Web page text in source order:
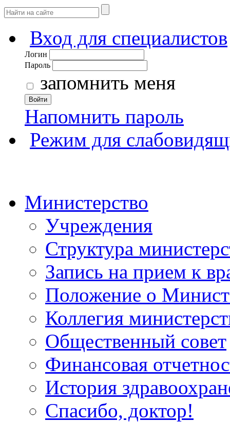
Вход для специалистов
Логин
Пароль
запомнить меня
Войти
Напомнить пароль
Режим для
Министерство
Учреждения
Структура
Запись на прием к
Положение о
Коллегия
Общественный совет
Финансовая
История
Спасибо, доктор!